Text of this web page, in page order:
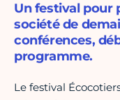
Un festival pour
société de
conférences,
programme.
Le festival